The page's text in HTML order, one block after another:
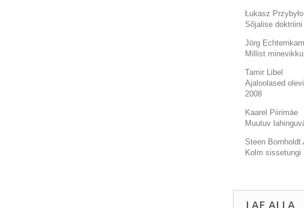
Łukasz Przybyło
Sõjalise
Jörg
Millist
Tamir Libel
Ajaloolased
2008
Kaarel Piirimäe
Muutuv
Steen Bornholdt
Kolm sissetungi
LAE ALLA